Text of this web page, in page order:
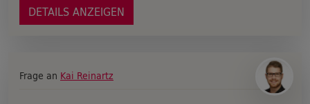
DETAILS ANZEIGEN
Frage an Kai Reinartz